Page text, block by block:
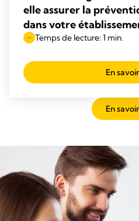
elle assurer la
dans votre
Temps de lecture: 1 min.
En
En